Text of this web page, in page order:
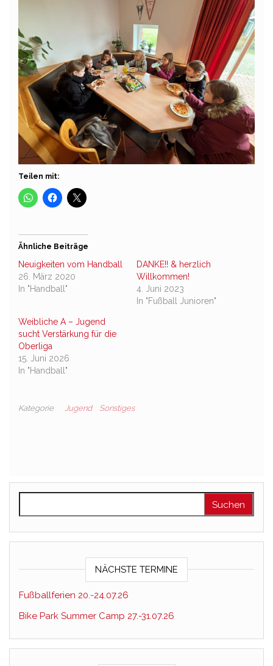
Teilen mit:
Ähnliche Beiträge
Neuigkeiten vom Handball
26. März 2020
In "Handball"
DANKE!! & herzlich
Willkommen!
4. Juni 2023
In "Fußball Junioren"
Weibliche A – Jugend
sucht Verstärkung für die
Oberliga
15. Juni 2026
In "Handball"
Kategorie Jugend Sonstiges
NÄCHSTE TERMINE
Fußballferien 20.-24.07.26
Bike Park Summer Camp 27.-31.07.26